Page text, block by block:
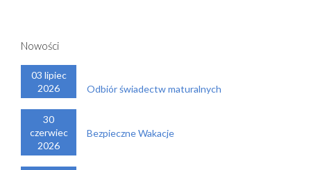
Nowości
03 lipiec
2026
Odbiór świadectw maturalnych
30
czerwiec
2026
Bezpieczne Wakacje